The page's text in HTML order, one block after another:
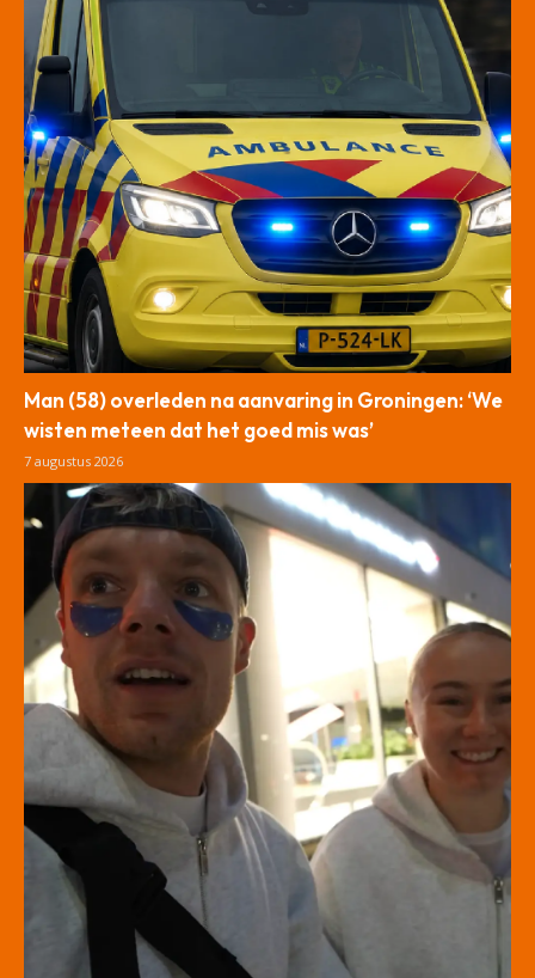
Man (58) overleden na aanvaring in Groningen: ‘We
wisten meteen dat het goed mis was’
7 augustus 2026